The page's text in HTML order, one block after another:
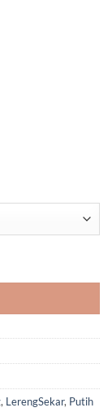
, LerengSekar, Putih